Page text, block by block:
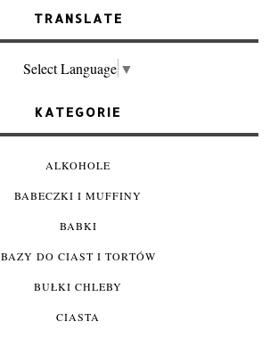
TRANSLATE
Select Language ▼
KATEGORIE
ALKOHOLE
BABECZKI I MUFFINY
BABKI
BAZY DO CIAST I TORTÓW
BUŁKI CHLEBY
CIASTA